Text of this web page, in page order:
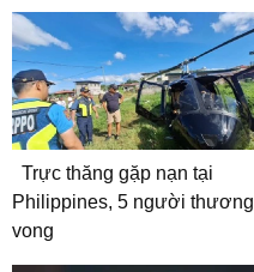
Trực thăng gặp nạn tại
Philippines, 5 người thương
vong